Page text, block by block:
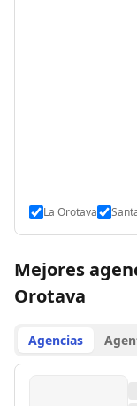
La Orotava
Mejores
Orotava
Agencias